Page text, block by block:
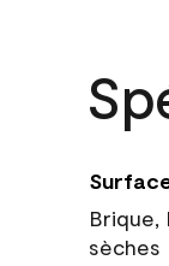
Brique,
sèches